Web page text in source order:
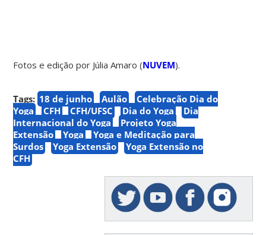
Fotos e edição por Júlia Amaro (NUVEM).
Tags: 18 de junho Aulão
Celebração Dia do
Yoga
CFH CFH/UFSC Dia do Yoga
Dia
Internacional do Yoga
Projeto Yoga
Extensão
Yoga
Yoga e Meditação para
Surdos
Yoga Extensão
Yoga Extensão no
CFH